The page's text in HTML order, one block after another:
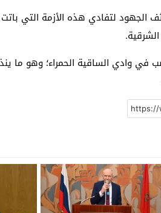
الجهود لتفادي هذه الأزمة التي
أن أزيد من 700 وادي يصب في وادي الساقية